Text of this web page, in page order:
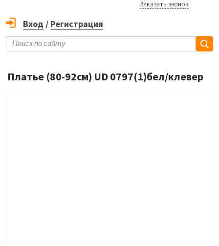
Заказать звонок
Вход / Регистрация
Платье (80-92см) UD 0797(1)бел/клевер